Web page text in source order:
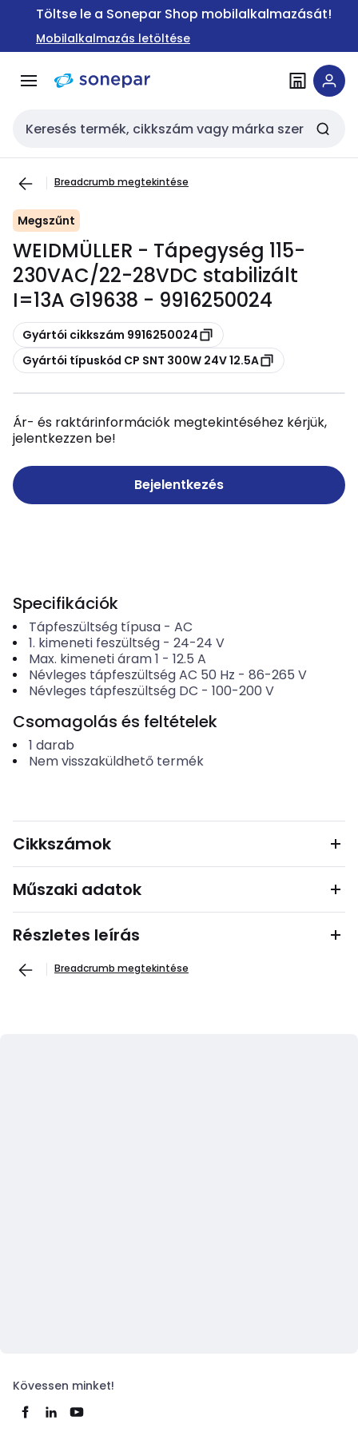
Ugrás a
Ugrás a
tartalomra
Töltse le a Sonepar Shop mobilalkalmazását!
Mobilalkalmazás letöltése
Keresési bemenet
Breadcrumb megtekintése
Megszűnt
WEIDMÜLLER - Tápegység 115-
230VAC/22-28VDC stabilizált
I=13A G19638 - 9916250024
Másolás
Gyártói cikkszám 9916250024
Másolás
Gyártói típuskód CP SNT 300W 24V 12.5A
Ár- és raktárinformációk megtekintéséhez kérjük,
jelentkezzen be!
Bejelentkezés
Specifikációk
Tápfeszültség típusa- AC
1. kimeneti feszültség- 24-24 V
Max. kimeneti áram 1 - 12.5 A
Névleges tápfeszültség AC 50 Hz - 86-265 V
Névleges tápfeszültség DC - 100-200 V
Csomagolás és feltételek
1 darab
Nem visszaküldhető termék
Cikkszámok
Műszaki adatok
Részletes leírás
Breadcrumb megtekintése
Kövessen minket!